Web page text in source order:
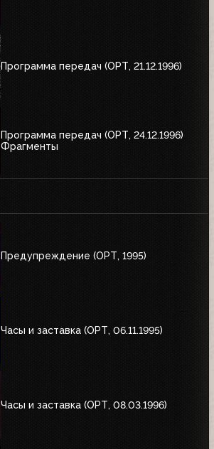
Программа передач (ОРТ, 21.12.1996)
Программа передач (ОРТ, 24.12.1996)
Фрагменты
Предупреждение (ОРТ, 1995)
Часы и заставка (ОРТ, 06.11.1995)
Часы и заставка (ОРТ, 08.03.1996)